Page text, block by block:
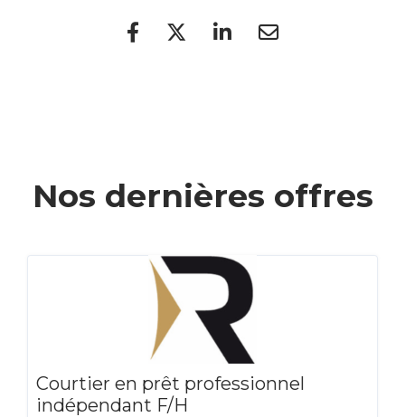
Nos dernières offres
Courtier en prêt professionnel
indépendant F/H